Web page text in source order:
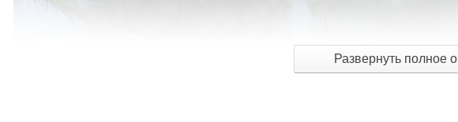
Развернуть полное